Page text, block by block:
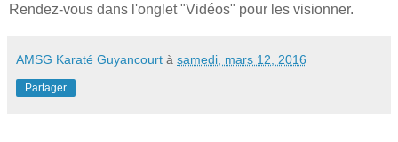
Rendez-vous dans l'onglet "Vidéos" pour les visionner.
AMSG Karaté Guyancourt à samedi, mars 12, 2016
Partager